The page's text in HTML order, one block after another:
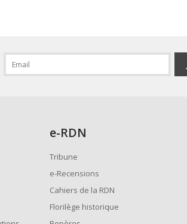
e-RDN
Tribune
e-Recensions
Cahiers de la RDN
Florilège historique